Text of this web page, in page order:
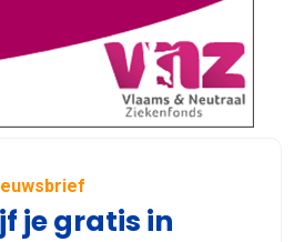
je gratis in